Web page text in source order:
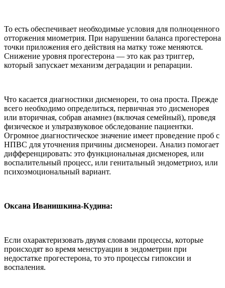
То есть обеспечивает необходимые условия для полноценного
отторжения миометрия. При нарушении баланса прогестерона
точки приложения его действия на матку тоже меняются.
Снижение уровня прогестерона — это как раз триггер,
который запускает механизм деградации и репарации.
Что касается диагностики дисменореи, то она проста. Прежде
всего необходимо определиться, первичная это дисменорея
или вторичная, собрав анамнез (включая семейный), проведя
физическое и ультразвуковое обследование пациентки.
Огромное диагностическое значение имеет проведение проб с
НПВС для уточнения причины дисменореи. Анализ помогает
дифференцировать: это функциональная дисменорея, или
воспалительный процесс, или генитальный эндометриоз, или
психоэмоциональный вариант.
Оксана Иванишкина-Кудина:
Если охарактеризовать двумя словами процессы, которые
происходят во время менструации в эндометрии при
недостатке прогестерона, то это процессы гипоксии и
воспаления.